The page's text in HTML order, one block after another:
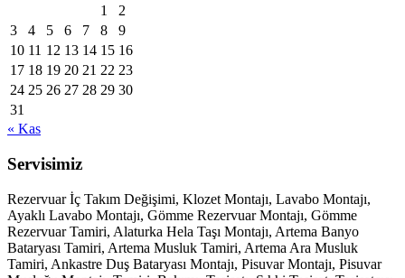
1
2
3
4 5 6 7 8
9
10 11 12 13 14 15 16
17 18 19 20 21 22 23
24 25 26 27 28 29 30
31
« Kas
Servisimiz
Rezervuar İç Takım Değişimi, Klozet Montajı, Lavabo Montajı,
Ayaklı Lavabo Montajı, Gömme Rezervuar Montajı, Gömme
Rezervuar Tamiri, Alaturka Hela Taşı Montajı, Artema Banyo
Bataryası Tamiri, Artema Musluk Tamiri, Artema Ara Musluk
Tamiri, Ankastre Duş Bataryası Montajı, Pisuvar Montajı, Pisuvar